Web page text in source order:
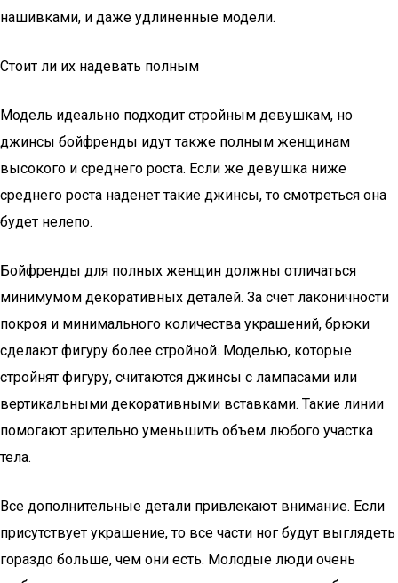
нашивками, и даже удлиненные модели.
Стоит ли их надевать полным
Модель идеально подходит стройным девушкам, но
джинсы бойфренды идут также полным женщинам
высокого и среднего роста. Если же девушка ниже
среднего роста наденет такие джинсы, то смотреться она
будет нелепо.
Бойфренды для полных женщин должны отличаться
минимумом декоративных деталей. За счет лаконичности
покроя и минимального количества украшений, брюки
сделают фигуру более стройной. Моделью, которые
стройнят фигуру, считаются джинсы с лампасами или
вертикальными декоративными вставками. Такие линии
помогают зрительно уменьшить объем любого участка
тела.
Все дополнительные детали привлекают внимание. Если
присутствует украшение, то все части ног будут выглядеть
гораздо больше, чем они есть. Молодые люди очень